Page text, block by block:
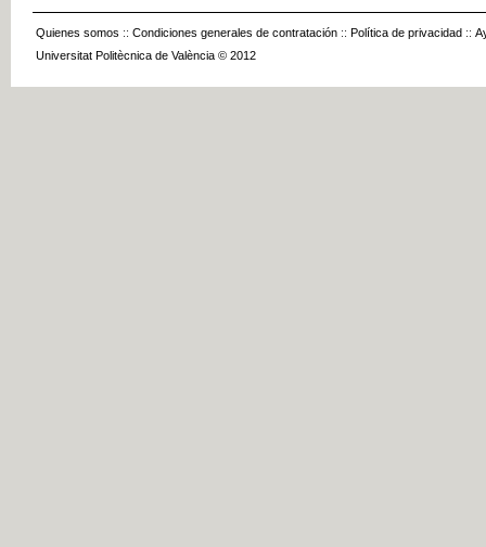
Quienes somos :: Condiciones generales de contratación :: Política de privacidad ::
Universitat Politècnica de València © 2012